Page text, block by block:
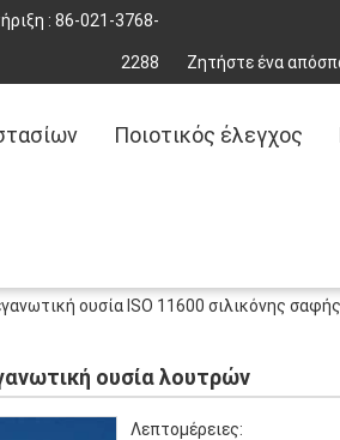
: 86-021-3768-
2288 Ζητήστε ένα
Ποιοτικός έλεγχος
ουσία ISO 11600 σιλικόνης
ουσία λουτρών
Λεπτομέρειες: